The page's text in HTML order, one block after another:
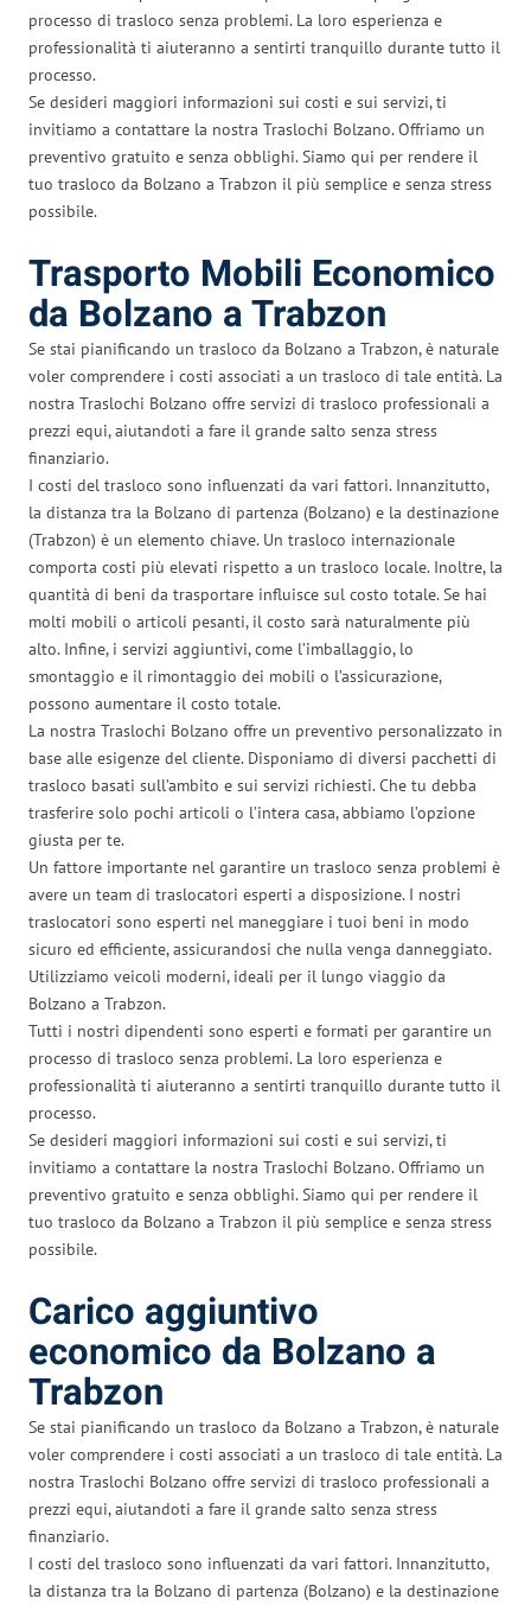
processo di trasloco senza problemi. La loro esperienza e
professionalità ti aiuteranno a sentirti tranquillo durante tutto il
processo.
Se desideri maggiori informazioni sui costi e sui servizi, ti
invitiamo a contattare la nostra Traslochi Bolzano. Offriamo un
preventivo gratuito e senza obblighi. Siamo qui per rendere il
tuo trasloco da Bolzano a Trabzon il più semplice e senza stress
possibile.
Trasporto Mobili Economico
da Bolzano a Trabzon
Se stai pianificando un trasloco da Bolzano a Trabzon, è naturale
voler comprendere i costi associati a un trasloco di tale entità. La
nostra Traslochi Bolzano offre servizi di trasloco professionali a
prezzi equi, aiutandoti a fare il grande salto senza stress
finanziario.
I costi del trasloco sono influenzati da vari fattori. Innanzitutto,
la distanza tra la Bolzano di partenza (Bolzano) e la destinazione
(Trabzon) è un elemento chiave. Un trasloco internazionale
comporta costi più elevati rispetto a un trasloco locale. Inoltre, la
quantità di beni da trasportare influisce sul costo totale. Se hai
molti mobili o articoli pesanti, il costo sarà naturalmente più
alto. Infine, i servizi aggiuntivi, come l’imballaggio, lo
smontaggio e il rimontaggio dei mobili o l’assicurazione,
possono aumentare il costo totale.
La nostra Traslochi Bolzano offre un preventivo personalizzato in
base alle esigenze del cliente. Disponiamo di diversi pacchetti di
trasloco basati sull’ambito e sui servizi richiesti. Che tu debba
trasferire solo pochi articoli o l’intera casa, abbiamo l’opzione
giusta per te.
Un fattore importante nel garantire un trasloco senza problemi è
avere un team di traslocatori esperti a disposizione. I nostri
traslocatori sono esperti nel maneggiare i tuoi beni in modo
sicuro ed efficiente, assicurandosi che nulla venga danneggiato.
Utilizziamo veicoli moderni, ideali per il lungo viaggio da
Bolzano a Trabzon.
Tutti i nostri dipendenti sono esperti e formati per garantire un
processo di trasloco senza problemi. La loro esperienza e
professionalità ti aiuteranno a sentirti tranquillo durante tutto il
processo.
Se desideri maggiori informazioni sui costi e sui servizi, ti
invitiamo a contattare la nostra Traslochi Bolzano. Offriamo un
preventivo gratuito e senza obblighi. Siamo qui per rendere il
tuo trasloco da Bolzano a Trabzon il più semplice e senza stress
possibile.
Carico aggiuntivo
economico da Bolzano a
Trabzon
Se stai pianificando un trasloco da Bolzano a Trabzon, è naturale
voler comprendere i costi associati a un trasloco di tale entità. La
nostra Traslochi Bolzano offre servizi di trasloco professionali a
prezzi equi, aiutandoti a fare il grande salto senza stress
finanziario.
I costi del trasloco sono influenzati da vari fattori. Innanzitutto,
la distanza tra la Bolzano di partenza (Bolzano) e la destinazione